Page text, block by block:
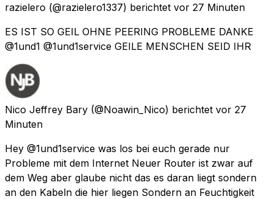
razielero (@razielero1337) berichtet vor 27 Minuten
ES IST SO GEIL OHNE PEERING PROBLEME DANKE
@1und1 @1und1service GEILE MENSCHEN SEID IHR
Nico Jeffrey Bary (@Noawin_Nico) berichtet vor 27
Minuten
Hey @1und1service was los bei euch gerade nur
Probleme mit dem Internet Neuer Router ist zwar auf
dem Weg aber glaube nicht das es daran liegt sondern
an den Kabeln die hier liegen Sondern an Feuchtigkeit